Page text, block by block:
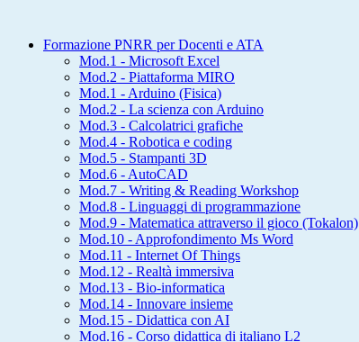
Formazione PNRR per Docenti e ATA
Mod.1 - Microsoft Excel
Mod.2 - Piattaforma MIRO
Mod.1 - Arduino (Fisica)
Mod.2 - La scienza con Arduino
Mod.3 - Calcolatrici grafiche
Mod.4 - Robotica e coding
Mod.5 - Stampanti 3D
Mod.6 - AutoCAD
Mod.7 - Writing & Reading Workshop
Mod.8 - Linguaggi di programmazione
Mod.9 - Matematica attraverso il gioco (Tokalon)
Mod.10 - Approfondimento Ms Word
Mod.11 - Internet Of Things
Mod.12 - Realtà immersiva
Mod.13 - Bio-informatica
Mod.14 - Innovare insieme
Mod.15 - Didattica con AI
Mod.16 - Corso didattica di italiano L2